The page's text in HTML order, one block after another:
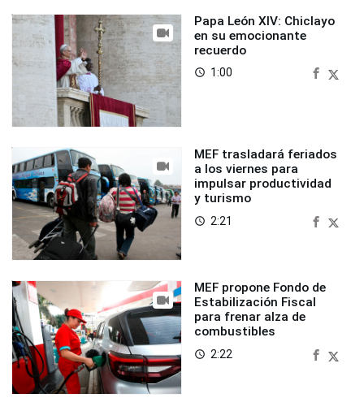
Papa León XIV: Chiclayo
en su emocionante
recuerdo
access_time 1:00
MEF trasladará feriados
a los viernes para
impulsar productividad
y turismo
access_time 2:21
MEF propone Fondo de
Estabilización Fiscal
para frenar alza de
combustibles
access_time 2:22